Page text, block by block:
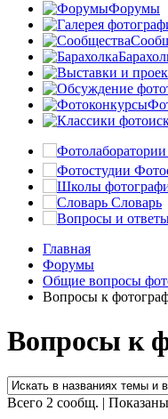
Форумы
Словарь
Главная
Форумы
Общие вопросы
Вопросы к
Вопросы к
Всего 2 сообщ. |